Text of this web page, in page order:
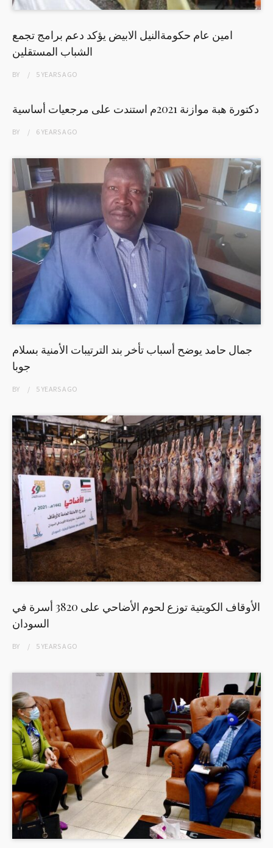
امين عام حكومةالنيل الابيض يؤكد دعم برامج تجمع
الشباب المستقلين
BY 5 YEARSAGO
دكتورة هبة موازنة 2021م استندت على مرجعيات أساسية
BY 6 YEARSAGO
جمال حامد يوضح أسباب تأخر بند الترتيبات الأمنية بسلام
جوبا
BY 5 YEARSAGO
الأوقاف الكويتية توزع لحوم الأضاحي على 3820 أسرة في
السودان
BY 5 YEARSAGO